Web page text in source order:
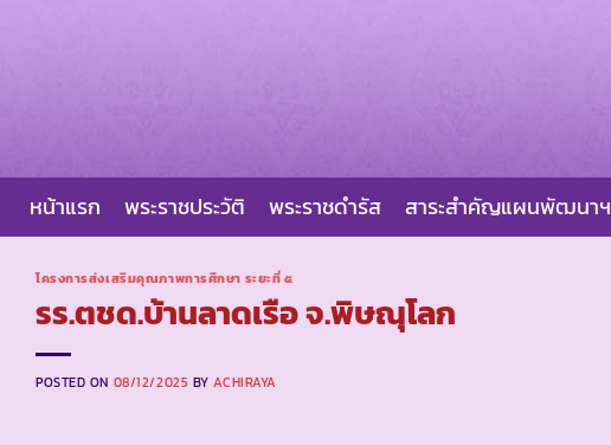
หน้าแรก พระราชประวัติ พระราชดำรัส สาระสำคัญแผนพัฒนาฯ
โครงการส่งเสริมคุณภาพการศึกษา ระยะที่ ๕
รร.ตชด.บ้านลาดเรือ จ.พิษณุโลก
POSTED ON 08/12/2025 BYACHIRAYA